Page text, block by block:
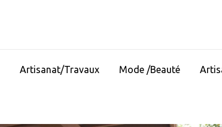
Artisanat/Travaux Mode /Beauté